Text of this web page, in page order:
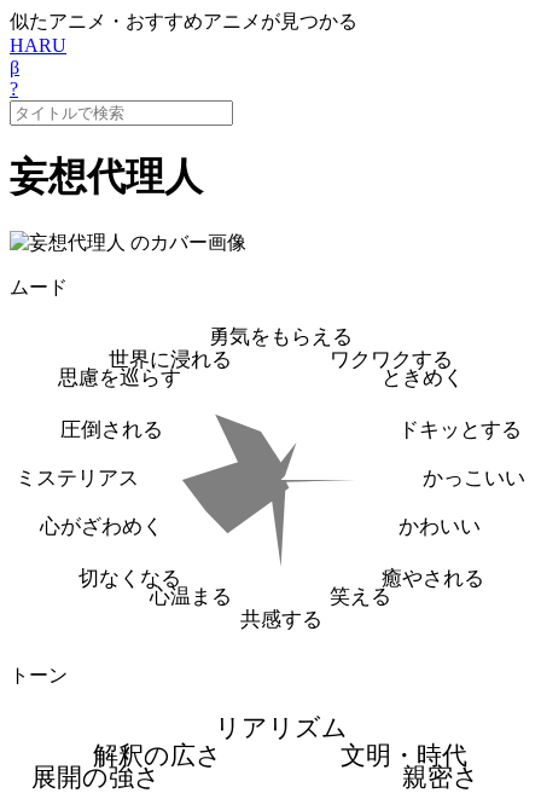
似たアニメ・おすすめアニメが見つかる
HARU
β
?
妄想代理人
ムード
勇気をもらえる
ワクワクする
ときめく
ドキッとする
かっこいい
かわいい
癒やされる
笑える
共感する
心温まる
切なくなる
心がざわめく
ミステリアス
圧倒される
思慮を巡らす
世界に浸れる
トーン
リアリズム
文明・時代
親密さ
展開の強さ
解釈の広さ